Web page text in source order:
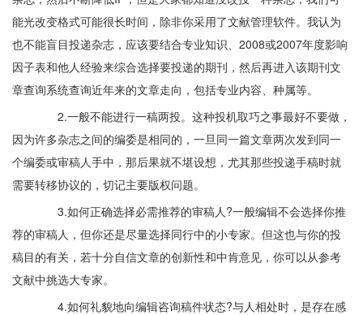
能光改变格式可能很长时间，除非你采用了文献管理软件。我认为
也不能盲目投递杂志，应该要结合专业知识、2008或2007年度影响
因子表和他人经验来综合选择要投递的期刊，然后再进入该期刊文
章查询系统查询近年来的文章走向，包括专业内容、种属等。
2.一般不能进行一稿两投。这种投机取巧之事最好不要做，
因为许多杂志之间的编委是相同的，一旦同一篇文章两次发到同一
个编委或审稿人手中，那后果就不堪设想，尤其那些投递手稿时就
需要转移协议的，切记主要版权问题。
3.如何正确选择必需推荐的审稿人?一般编辑不会选择你推
荐的审稿人，但你还是尽量选择同行中的小专家。但这也与你的投
稿目的有关，若十分自信文章的创新性和中肯意见，你可以从参考
文献中挑选大专家。
4.如何礼貌地向编辑咨询稿件状态?与人相处时，是存在感